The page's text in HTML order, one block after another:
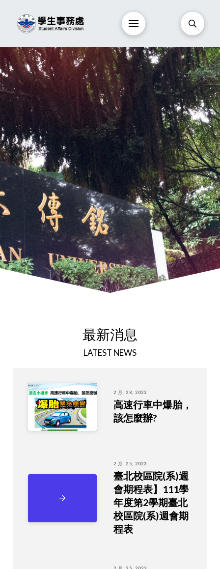
最新消息
LATEST NEWS
2 月. 28, 2023
高速行車中爆胎，
該怎麼辦?
2 月. 25, 2023
臺北校區院(系)週
會期程表】111學
年度第2學期臺北
校區院(系)週會期
程表